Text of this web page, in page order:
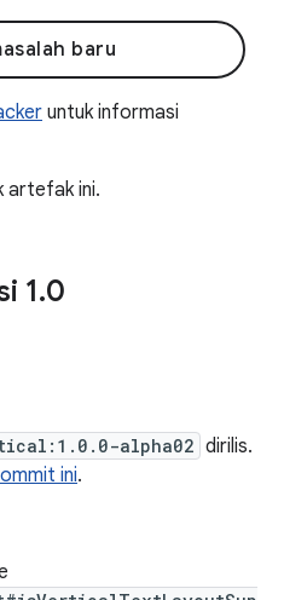
baru
untuk informasi
artefak ini.
1.0
alpha02 dirilis.
ini.